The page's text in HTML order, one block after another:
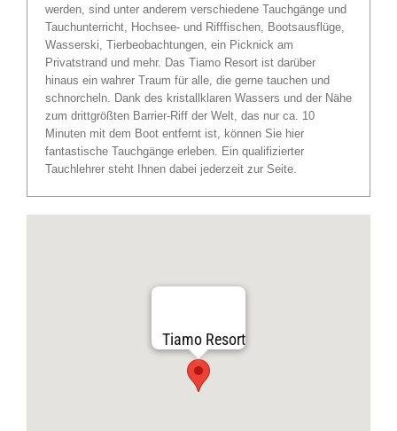
werden, sind unter anderem verschiedene Tauchgänge und
Tauchunterricht, Hochsee- und Rifffischen, Bootsausflüge,
Wasserski, Tierbeobachtungen, ein Picknick am
Privatstrand und mehr. Das Tiamo Resort ist darüber
hinaus ein wahrer Traum für alle, die gerne tauchen und
schnorcheln. Dank des kristallklaren Wassers und der Nähe
zum drittgrößten Barrier-Riff der Welt, das nur ca. 10
Minuten mit dem Boot entfernt ist, können Sie hier
fantastische Tauchgänge erleben. Ein qualifizierter
Tauchlehrer steht Ihnen dabei jederzeit zur Seite.
Tiamo Resort